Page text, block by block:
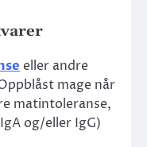
eller andre
mage når
matintoleranse,
og/eller IgG)